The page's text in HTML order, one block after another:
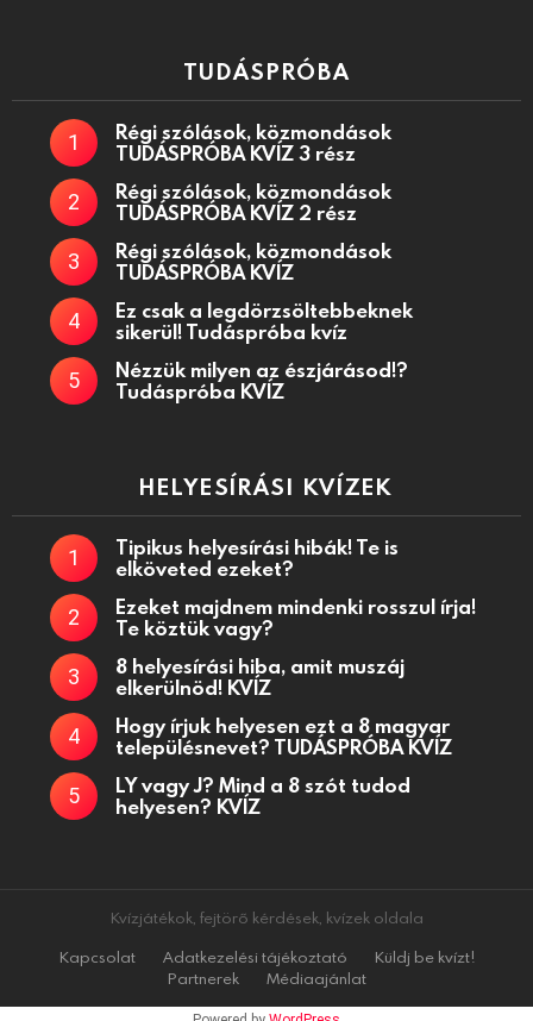
TUDÁSPRÓBA
Régi szólások, közmondások
TUDÁSPRÓBA KVÍZ 3 rész
Régi szólások, közmondások
TUDÁSPRÓBA KVÍZ 2 rész
Régi szólások, közmondások
TUDÁSPRÓBA KVÍZ
Ez csak a legdörzsöltebbeknek
sikerül! Tudáspróba kvíz
Nézzük milyen az észjárásod!?
Tudáspróba KVÍZ
HELYESÍRÁSI KVÍZEK
Tipikus helyesírási hibák! Te is
elköveted ezeket?
Ezeket majdnem mindenki rosszul írja!
Te köztük vagy?
8 helyesírási hiba, amit muszáj
elkerülnöd! KVÍZ
Hogy írjuk helyesen ezt a 8 magyar
településnevet? TUDÁSPRÓBA KVÍZ
LY vagy J? Mind a 8 szót tudod
helyesen? KVÍZ
Kvízjátékok, fejtörő kérdések, kvízek oldala
Kapcsolat
Adatkezelési tájékoztató
Küldj be kvízt!
Partnerek
Médiaajánlat